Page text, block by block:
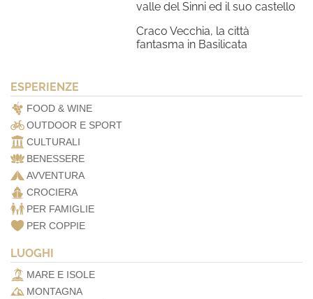
valle del Sinni ed il suo castello
Craco Vecchia, la città
fantasma in Basilicata
ESPERIENZE
FOOD & WINE
OUTDOOR E SPORT
CULTURALI
BENESSERE
AVVENTURA
CROCIERA
PER FAMIGLIE
PER COPPIE
LUOGHI
MARE E ISOLE
MONTAGNA